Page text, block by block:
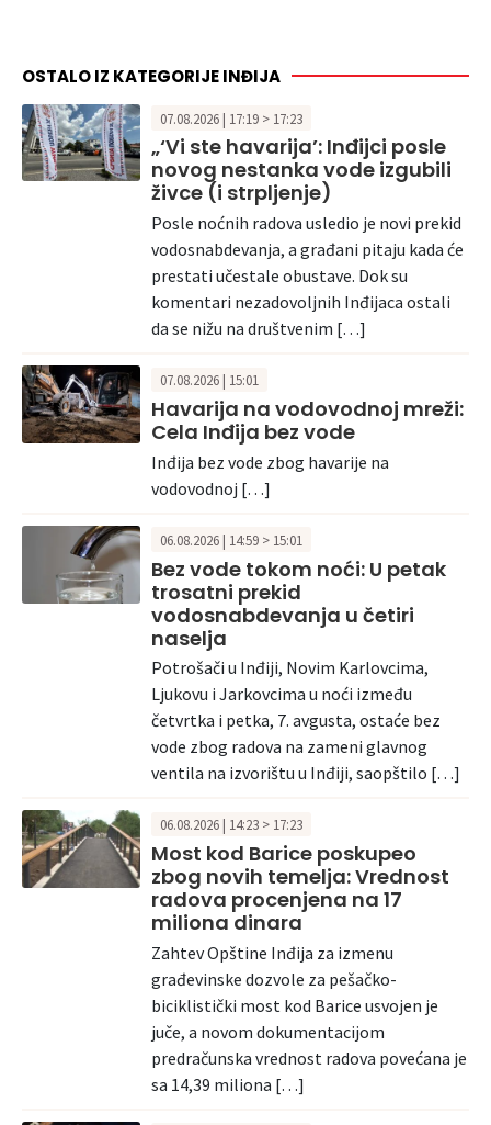
OSTALO IZ KATEGORIJE INĐIJA
07.08.2026 | 17:19 > 17:23
„‘Vi ste havarija’: Inđijci posle
novog nestanka vode izgubili
živce (i strpljenje)
Posle noćnih radova usledio je novi prekid
vodosnabdevanja, a građani pitaju kada će
prestati učestale obustave. Dok su
komentari nezadovoljnih Inđijaca ostali
da se nižu na društvenim […]
07.08.2026 | 15:01
Havarija na vodovodnoj mreži:
Cela Inđija bez vode
Inđija bez vode zbog havarije na
vodovodnoj […]
06.08.2026 | 14:59 > 15:01
Bez vode tokom noći: U petak
trosatni prekid
vodosnabdevanja u četiri
naselja
Potrošači u Inđiji, Novim Karlovcima,
Ljukovu i Jarkovcima u noći između
četvrtka i petka, 7. avgusta, ostaće bez
vode zbog radova na zameni glavnog
ventila na izvorištu u Inđiji, saopštilo […]
06.08.2026 | 14:23 > 17:23
Most kod Barice poskupeo
zbog novih temelja: Vrednost
radova procenjena na 17
miliona dinara
Zahtev Opštine Inđija za izmenu
građevinske dozvole za pešačko-
biciklistički most kod Barice usvojen je
juče, a novom dokumentacijom
predračunska vrednost radova povećana je
sa 14,39 miliona […]